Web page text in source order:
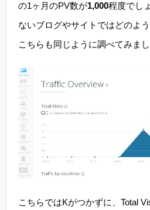
の1ヶ月のPV数が1,000程度でし
ないブログやサイトではどのよ
こちらも同じように調べてみまし
こちらではKがつかずに、Total